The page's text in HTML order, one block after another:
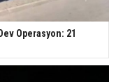
Operasyon: 21